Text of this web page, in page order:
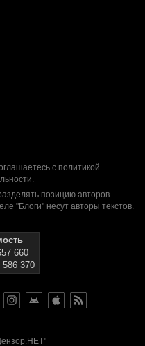
с политикой
.
позицию авторов.
"Блоги" несут авторы текстов.
660
586 370